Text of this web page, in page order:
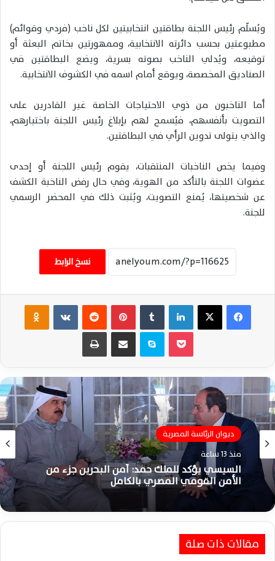
ويُسلّم رئيس اللجنة بطاقتين انتخابيتين لكل ناخب (فردي وقوائم)
مطبوعتين بحسب دائرته الانتخابية، وممهورتين بخاتم البعثة أو
توقيعه، ويُدلي الناخب بصوته بسرية، ويضع البطاقتين في
الصناديق المخصصة، ويوقع أمام اسمه في الكشوف الانتخابية.
أما الناخبون من ذوي الاحتياجات الخاصة غير القادرين على
التصويت بأنفسهم، فيُسمح لهم بإبلاغ رئيس اللجنة باختيارهم،
والذي يتولى تدوين الرأي في البطاقتين.
وفيما يخص الناخبات المنتقبات، يقوم رئيس اللجنة أو إحدى
عضوات اللجنة بالتأكد من الهوية، وفي حال رفض الناخبة الكشف
عن شخصيتها، يُمنع التصويت، ويُثبت ذلك في المحضر الرسمي
للجنة.
نسخ الرابط
فيسبوك ‫X لينكدإن بينتيريست ‏VKontakte
سكايب مشاركة عبر البريد طباعة
ديوان الرئاسة المصرية
منذ 13 ساعة
السيسي يؤكد للملك حمد: أمن البحرين جزء من
الأمن القومي المصري بالكامل
اخبار الرياضة
منذ 13 ساعة
تعرف على مواعيد مباريات الأهلي بالدوري
مقالات ذات صلة